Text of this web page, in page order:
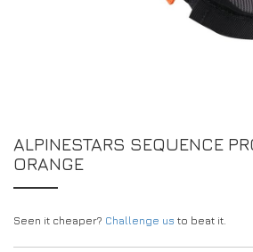
PAGE DE DEMANDE DE
CONCESSIONNAIRES
ALPINESTARS SEQUENCE
ORANGE
Seen it cheaper? Challenge us to beat it.